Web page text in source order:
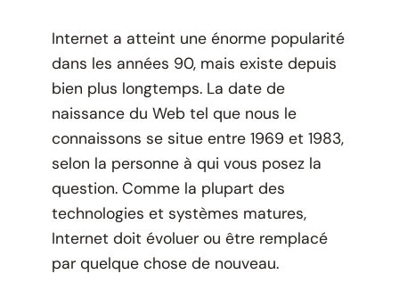
Internet a atteint une énorme popularité
dans les années 90, mais existe depuis
bien plus longtemps. La date de
naissance du Web tel que nous le
connaissons se situe entre 1969 et 1983,
selon la personne à qui vous posez la
question. Comme la plupart des
technologies et systèmes matures,
Internet doit évoluer ou être remplacé
par quelque chose de nouveau.